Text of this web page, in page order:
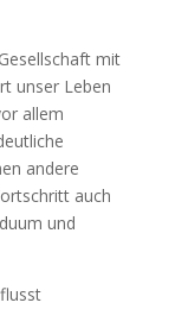
mit
unser Leben
allem
andere
auch
und